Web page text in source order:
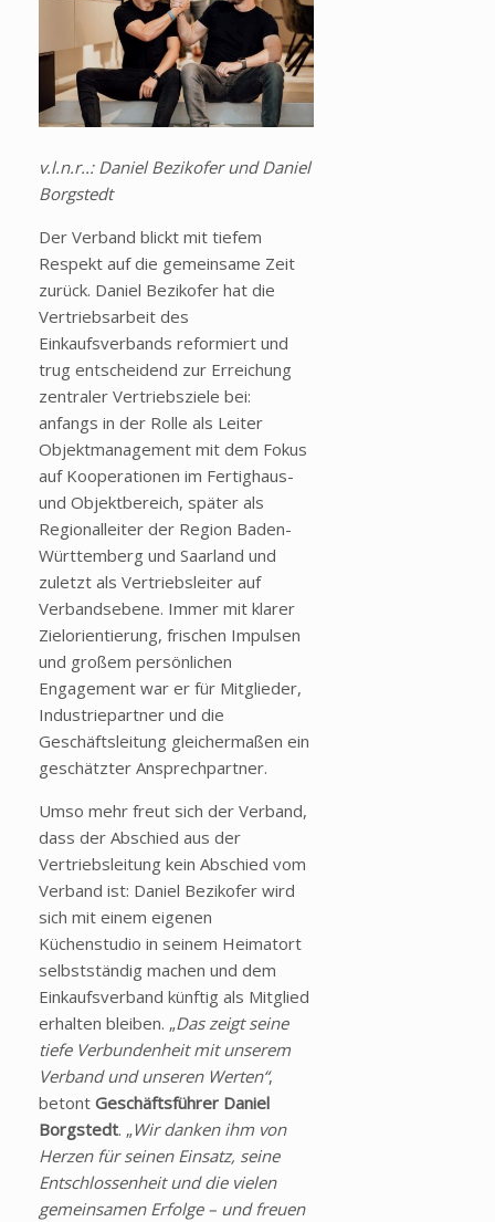
v.l.n.r..: Daniel Bezikofer und Daniel
Borgstedt
Der Verband blickt mit tiefem
Respekt auf die gemeinsame Zeit
zurück. Daniel Bezikofer hat die
Vertriebsarbeit des
Einkaufsverbands reformiert und
trug entscheidend zur Erreichung
zentraler Vertriebsziele bei:
anfangs in der Rolle als Leiter
Objektmanagement mit dem Fokus
auf Kooperationen im Fertighaus-
und Objektbereich, später als
Regionalleiter der Region Baden-
Württemberg und Saarland und
zuletzt als Vertriebsleiter auf
Verbandsebene. Immer mit klarer
Zielorientierung, frischen Impulsen
und großem persönlichen
Engagement war er für Mitglieder,
Industriepartner und die
Geschäftsleitung gleichermaßen ein
geschätzter Ansprechpartner.
Umso mehr freut sich der Verband,
dass der Abschied aus der
Vertriebsleitung kein Abschied vom
Verband ist: Daniel Bezikofer wird
sich mit einem eigenen
Küchenstudio in seinem Heimatort
selbstständig machen und dem
Einkaufsverband künftig als Mitglied
erhalten bleiben. „Das zeigt seine
tiefe Verbundenheit mit unserem
Verband und unseren Werten“,
betont Geschäftsführer Daniel
Borgstedt. „Wir danken ihm von
Herzen für seinen Einsatz, seine
Entschlossenheit und die vielen
gemeinsamen Erfolge – und freuen